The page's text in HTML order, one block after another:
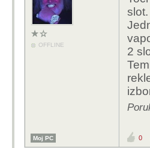
OFFLINE
slot.
2
Moj PC 0